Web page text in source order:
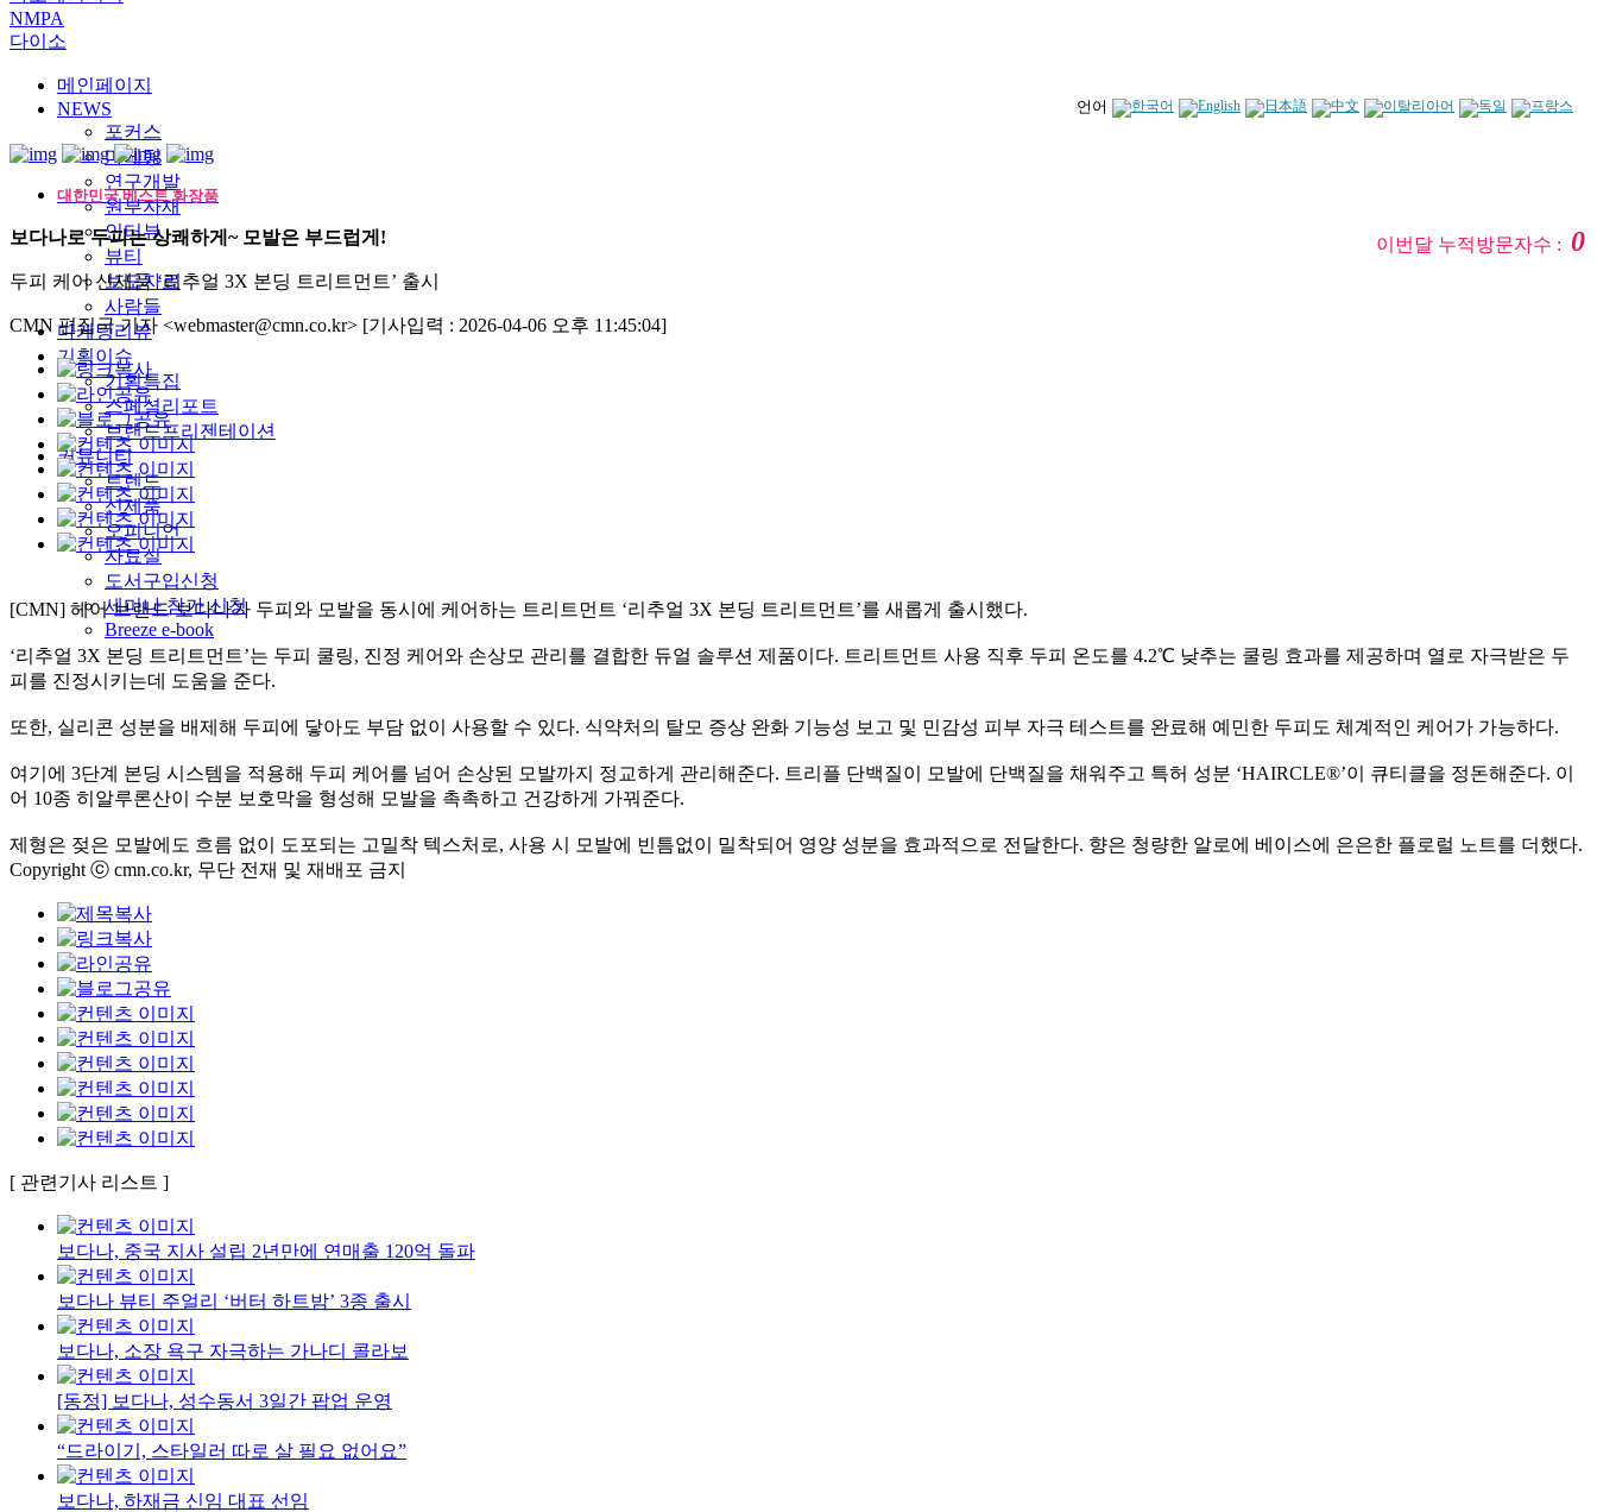
NMPA
다이소
언어
메인페이지
NEWS
포커스
마케팅
연구개발
원부자재
인터뷰
뷰티
보도자료
사람들
마케팅리뷰
기획이슈
기획특집
스페셜리포트
브랜드프리젠테이션
커뮤니티
트렌드
신제품
오피니언
자료실
도서구입신청
세미나 참가 신청
Breeze e-book
대한민국 베스트 화장품
이번달 누적방문자수 :0
보다나로 두피는 상쾌하게~ 모발은 부드럽게!
두피 케어 신제품 ‘리추얼 3X 본딩 트리트먼트’ 출시
CMN 편집국 기자 <webmaster@cmn.co.kr> [기사입력 : 2026-04-06 오후 11:45:04]
[CMN] 헤어 브랜드 보다나가 두피와 모발을 동시에 케어하는 트리트먼트 ‘리추얼 3X 본딩 트리트먼트’를 새롭게 출시했다.
‘리추얼 3X 본딩 트리트먼트’는 두피 쿨링, 진정 케어와 손상모 관리를 결합한 듀얼 솔루션 제품이다. 트리트먼트 사용 직후 두피 온도를 4.2℃ 낮추는 쿨링 효과를 제공하며 열로 자극받은 두
피를 진정시키는데 도움을 준다.
또한, 실리콘 성분을 배제해 두피에 닿아도 부담 없이 사용할 수 있다. 식약처의 탈모 증상 완화 기능성 보고 및 민감성 피부 자극 테스트를 완료해 예민한 두피도 체계적인 케어가 가능하다.
여기에 3단계 본딩 시스템을 적용해 두피 케어를 넘어 손상된 모발까지 정교하게 관리해준다. 트리플 단백질이 모발에 단백질을 채워주고 특허 성분 ‘HAIRCLE®’이 큐티클을 정돈해준다. 이
어 10종 히알루론산이 수분 보호막을 형성해 모발을 촉촉하고 건강하게 가꿔준다.
제형은 젖은 모발에도 흐름 없이 도포되는 고밀착 텍스처로, 사용 시 모발에 빈틈없이 밀착되어 영양 성분을 효과적으로 전달한다. 향은 청량한 알로에 베이스에 은은한 플로럴 노트를 더했다.
Copyright ⓒ cmn.co.kr, 무단 전재 및 재배포 금지
[ 관련기사 리스트 ]
보다나, 중국 지사 설립 2년만에 연매출 120억 돌파
보다나 뷰티 주얼리 ‘버터 하트밤’ 3종 출시
보다나, 소장 욕구 자극하는 가나디 콜라보
[동정] 보다나, 성수동서 3일간 팝업 운영
“드라이기, 스타일러 따로 살 필요 없어요”
보다나, 하재금 신임 대표 선임